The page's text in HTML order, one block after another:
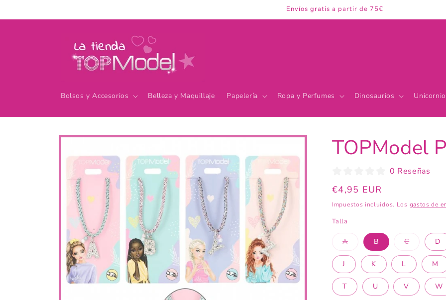
al contenido
Envíos gratis a partir de 75€
Bolsos y Accesorios Belleza y Maquillaje Papelería Ropa y Perfumes Dinosaurios Unicornio
directamente
información
del producto
TOPModel
0 Reseñas
Precio
habitual
€4,95 EUR
Impuestos incluidos. Los gastos de
Talla
AVariante
agotada
o
no
disponible
B CVariante
agotada
o
no
disponible
D
J K L M
T U V W